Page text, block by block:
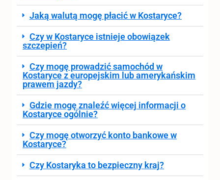
Jaką walutą mogę płacić w Kostaryce?
Czy w Kostaryce istnieje obowiązek
szczepień?
Czy mogę prowadzić samochód w
Kostaryce z europejskim lub amerykańskim
prawem jazdy?
Gdzie mogę znaleźć więcej informacji o
Kostaryce ogólnie?
Czy mogę otworzyć konto bankowe w
Kostaryce?
Czy Kostaryka to bezpieczny kraj?